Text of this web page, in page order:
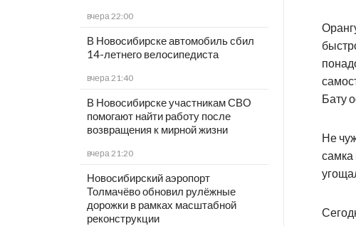
вчера 22:00
В Новосибирске автомобиль сбил
14-летнего велосипедиста
вчера 21:40
В Новосибирске участникам СВО
помогают найти работу после
возвращения к мирной жизни
вчера 21:20
Новосибирский аэропорт
Толмачёво обновил рулёжные
дорожки в рамках масштабной
реконструкции
Бату
Не
самка